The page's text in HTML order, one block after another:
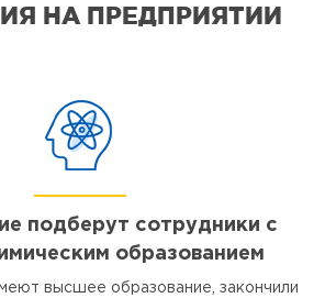
НА ПРЕДПРИЯТИИ
подберут сотрудники с
образованием
высшее образование, закончили